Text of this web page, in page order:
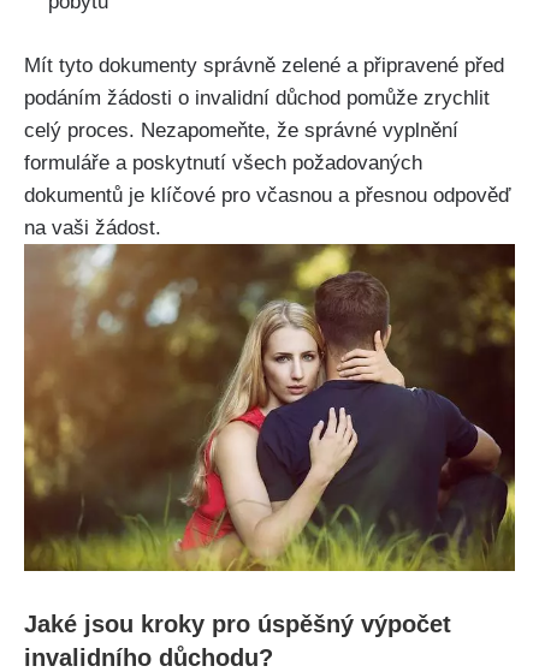
Mít tyto dokumenty správně zelené a připravené před
podáním žádosti o invalidní důchod pomůže zrychlit
celý proces. Nezapomeňte, že správné vyplnění
formuláře a poskytnutí všech požadovaných
dokumentů je klíčové pro včasnou a přesnou odpověď
na vaši žádost.
Jaké jsou kroky pro úspěšný výpočet
invalidního důchodu?